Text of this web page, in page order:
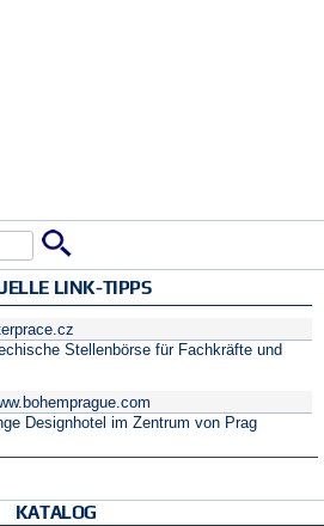
LINK-TIPPS
Stellenbörse für Fachkräfte und
Designhotel im Zentrum von Prag
KATALOG